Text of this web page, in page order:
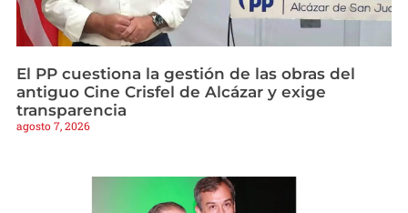
El PP cuestiona la gestión de las obras del
antiguo Cine Crisfel de Alcázar y exige
transparencia
agosto 7, 2026